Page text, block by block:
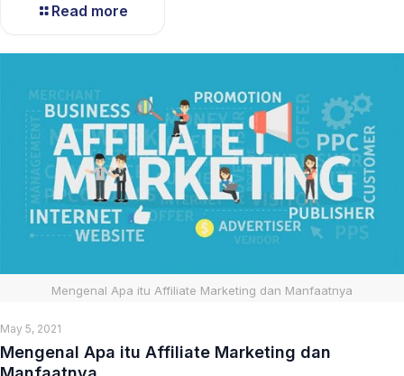
Read more
Mengenal Apa itu Affiliate Marketing dan Manfaatnya
May 5, 2021
Mengenal Apa itu Affiliate Marketing dan